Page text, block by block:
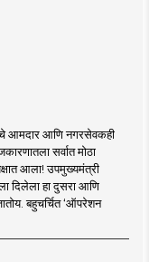
आमदार आणि नगरसेवकही
सर्वात मोठा
आला! उपमुख्यमंत्री
दिलेला हा दुसरा आणि
बहुचर्चित ‘ऑपरेशन